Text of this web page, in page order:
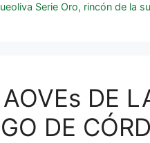
Serie Oro, rincón de la
DE
DE